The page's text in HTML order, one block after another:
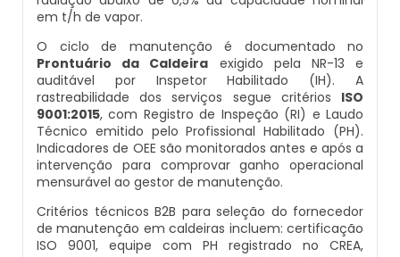
Curso De Segurança Na Operação De
Curso Operação De Caldeira
Curso Treinamento De Segurança Na
Operação De Caldeiras
Economizador Para Caldeiras
Empresa De Serviços Caldeiraria
Inspeção Inicial Em Caldeiras
Inspeção Nas Caldeiras
Inspeção Periodica Em Caldeiras
Manutenção E Inspeção De Caldeiras
Plano De Inspeção De Caldeiras
Montagem De Caldeiras A Lenha
Montagem De Caldeiras A Pellets
Montagem De Caldeiras De Aquecimento
Montagem De Caldeiras Empresa
Preço Montagem De Caldeira A Gás
Fabricante De Caldeira A Vapor
Ferro Com Caldeira A Vapor
Fornecedor De Caldeira A Vapor
Onde Comprar Caldeira A Vapor
Peças Para Caldeira A Vapor
Serviço De Manutenção Caldeira A Gás
Valor Caldeira A Gás
Venda Caldeira A Gás
Peças De Caldeiras
Melhor Caldeira Gás Natural
em t/h de vapor.
O ciclo de manutenção é documentado no
Prontuário da Caldeira exigido pela NR-13 e
auditável por Inspetor Habilitado (IH). A
rastreabilidade dos serviços segue critérios ISO
9001:2015, com Registro de Inspeção (RI) e Laudo
Técnico emitido pelo Profissional Habilitado (PH).
Indicadores de OEE são monitorados antes e após a
intervenção para comprovar ganho operacional
mensurável ao gestor de manutenção.
Critérios técnicos B2B para seleção do fornecedor
de manutenção em caldeiras incluem: certificação
ISO 9001, equipe com PH registrado no CREA,